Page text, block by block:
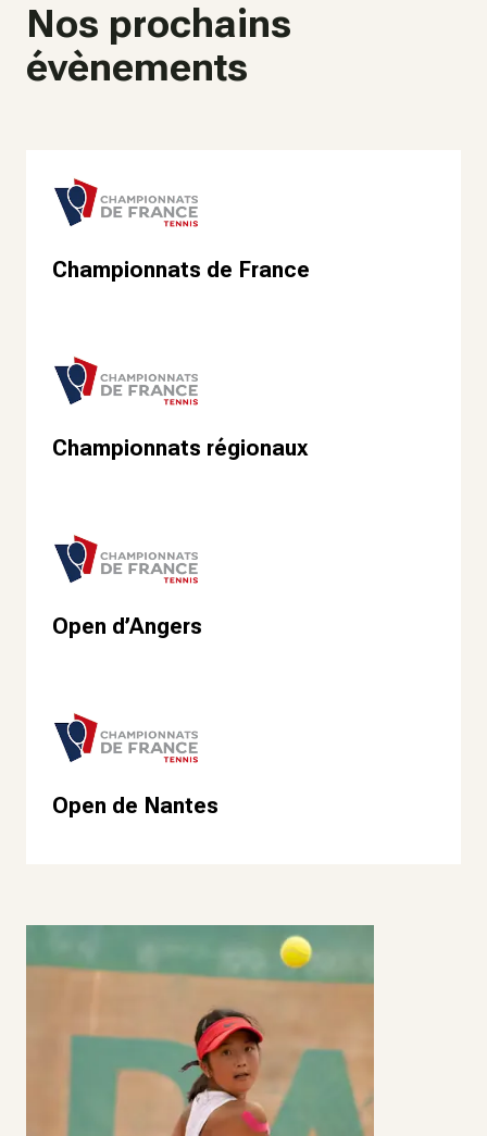
Nos prochains
évènements
Championnats de France
Championnats régionaux
Open d’Angers
Open de Nantes